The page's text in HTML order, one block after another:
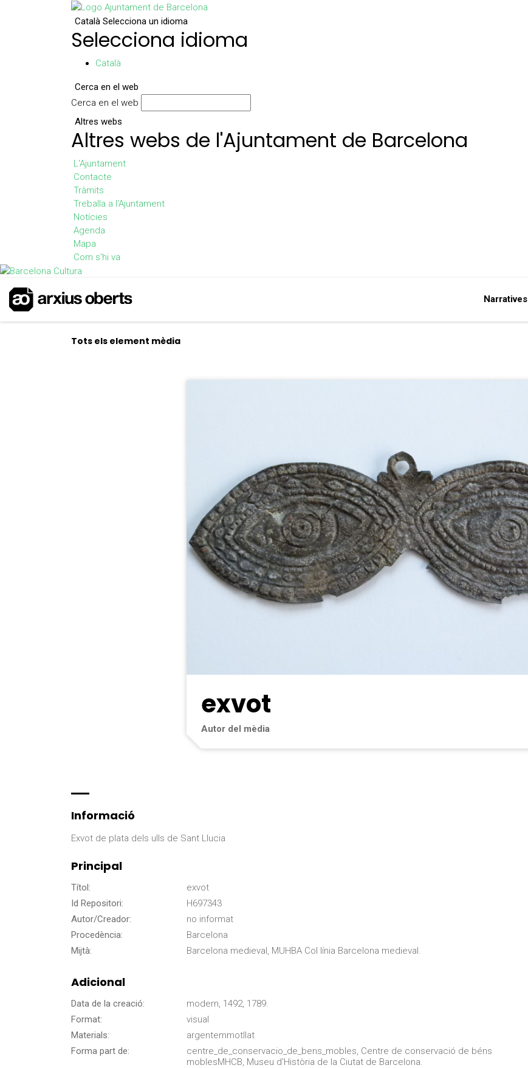
Català Selecciona un idioma
Selecciona idioma
Català
Cerca en el web
Cerca en el web
Altres webs
Altres webs de l'Ajuntament de Barcelona
L'Ajuntament
Contacte
Tràmits
Treballa a l'Ajuntament
Notícies
Agenda
Mapa
Com s'hi va
Narratives
Tots els element mèdia
exvot
Autor del mèdia
Informació
Exvot de plata dels ulls de Sant Llucia
Principal
Títol:
exvot
Id Repositori:
H697343
Autor/Creador:
no informat
Procedència:
Barcelona
Mijtà:
Barcelona medieval, MUHBA Col línia Barcelona medieval.
Adicional
Data de la creació:
modern, 1492, 1789.
Format:
visual
Materials:
argentemmotllat
Forma part de:
centre_de_conservacio_de_bens_mobles, Centre de conservació de béns
moblesMHCB, Museu d'Història de la Ciutat de Barcelona.